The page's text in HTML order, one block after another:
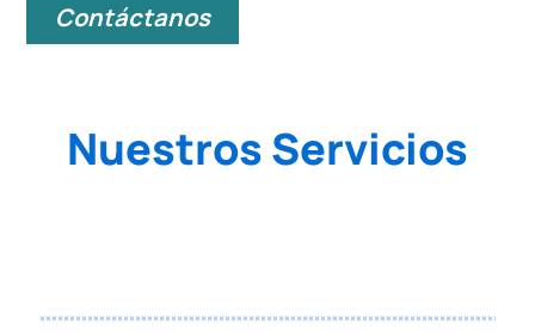
Contáctanos
Nuestros Servicios